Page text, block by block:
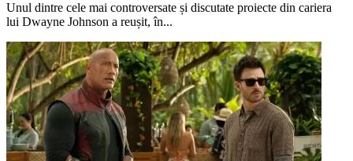
Unul dintre cele mai controversate și discutate proiecte din cariera
lui Dwayne Johnson a reușit, în...